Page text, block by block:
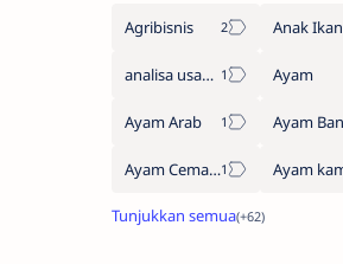
Agribisnis
analisa usaha pecel lele Ayam
Ayam Arab
Ayam Cemani